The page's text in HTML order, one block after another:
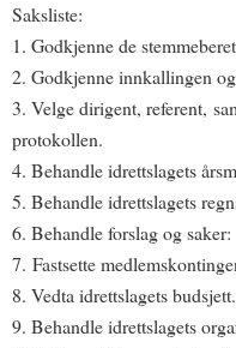
Saksliste:
1. Godkjenne de
2. Godkjenne innkallingen
3. Velge dirigent, referent,
protokollen.
4. Behandle idrettslagets
5. Behandle idrettslagets
6. Behandle forslag og saker:
7. Fastsette
8. Vedta idrettslagets budsjett.
9. Behandle idrettslagets